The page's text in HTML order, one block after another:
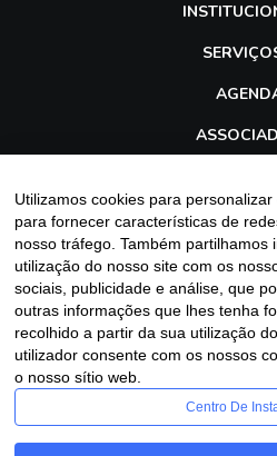
GALERIA
BLOG
Entre em
Utilizamos cookies para
para fornecer características de
nosso tráfego. Também partilhamos
utilização do nosso site com os
sociais, publicidade e análise, que
outras informações que lhes tenha
recolhido a partir da sua utilização
utilizador consente com os nossos
o nosso sítio web.
Centro De